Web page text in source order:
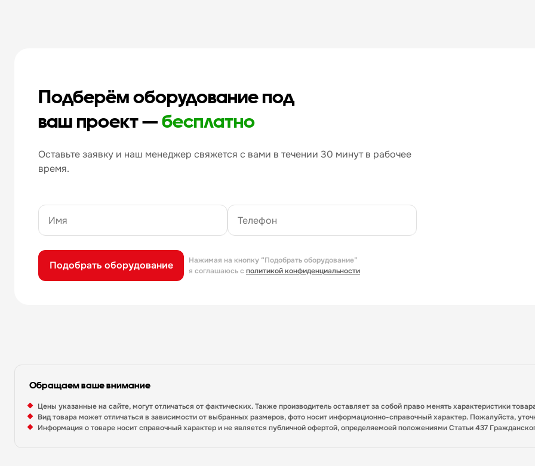
Подберём оборудование под
ваш проект —бесплатно
Оставьте заявку и наш менеджер свяжется с вами в течении 30 минут в рабочее
время.
Подобрать оборудование
Нажимая на кнопку “Подобрать оборудование”
я соглашаюсь с политикой конфиденциальности
Обращаем ваше внимание
Цены указанные на сайте, могут отличаться от фактических. Также производитель оставляет за собой право менять характеристики
Вид товара может отличаться в зависимости от выбранных размеров, фото носит информационно-справочный характер. Пожалуйста,
Информация о товаре носит справочный характер и не является публичной офертой, определяемоей положениями Статьи 437